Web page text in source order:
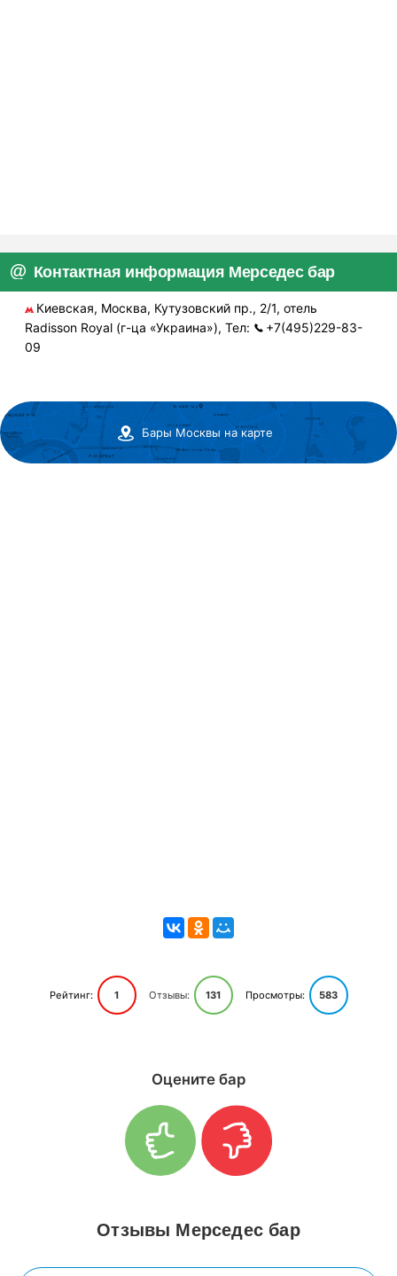
Контактная информация Мерседес бар
Киевская, Москва, Кутузовский пр., 2/1, отель
Radisson Royal (г-ца «Украина»), Тел:
+7(495)229-83-
09
Бары Москвы на карте
Рейтинг: 1 Отзывы: 131 Просмотры: 583
Оцените бар
Отзывы Мерседес бар